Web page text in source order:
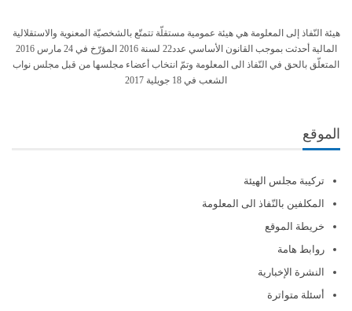
هيئة النّفاذ إلى المعلومة هي هيئة عمومية مستقلّة تتمتّع بالشخصيّة المعنوية والاستقلالية
المالية أحدثت بموجب القانون الأساسي عدد22 لسنة 2016 المؤرّخ في 24 مارس 2016
المتعلّق بالحق في النّفاذ الى المعلومة وتمّ انتخاب أعضاء مجلسها من قبل مجلس نواب
الشعب في 18 جويلية 2017
الموقع
تركيبة مجلس الهيئة
المكلفين بالنّفاذ الى المعلومة
خريطة الموقع
روابط هامة
النشرة الإخبارية
أسئلة متواترة